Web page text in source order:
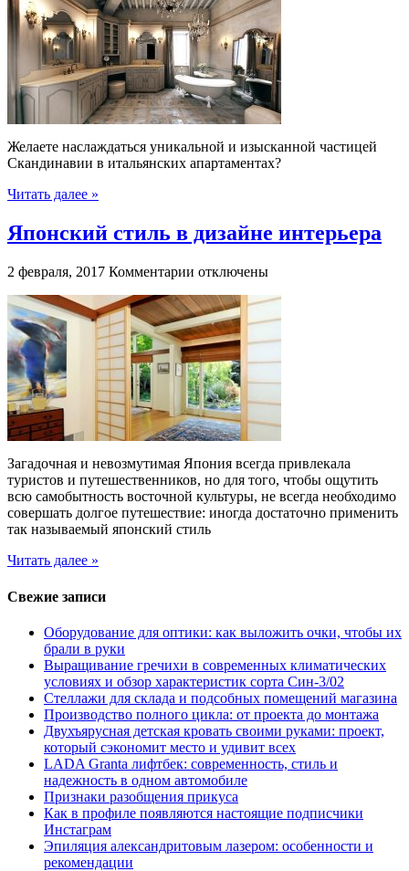
стиль
в
Италии
Желаете наслаждаться уникальной и изысканной частицей
Скандинавии в итальянских апартаментах?
Читать далее »
Японский стиль в дизайне интерьера
2 февраля, 2017 Комментарии к
Японский
стиль
в
дизайне
интерьера
отключены
Загадочная и невозмутимая Япония всегда привлекала
туристов и путешественников, но для того, чтобы ощутить
всю самобытность восточной культуры, не всегда необходимо
совершать долгое путешествие: иногда достаточно применить
так называемый японский стиль
Читать далее »
Свежие записи
Оборудование для оптики: как выложить очки, чтобы их
брали в руки
Выращивание гречихи в современных климатических
условиях и обзор характеристик сорта Син-3/02
Стеллажи для склада и подсобных помещений магазина
Производство полного цикла: от проекта до монтажа
Двухъярусная детская кровать своими руками: проект,
который сэкономит место и удивит всех
LADA Granta лифтбек: современность, стиль и
надежность в одном автомобиле
Признаки разобщения прикуса
Как в профиле появляются настоящие подписчики
Инстаграм
Эпиляция александритовым лазером: особенности и
рекомендации